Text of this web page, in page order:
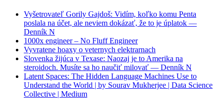
Vyšetrovateľ Gorily Gajdoš: Vidím, koľko komu Penta
poslala na účet, ale neviem dokázať, že to je úplatok —
Denník N
1000x engineer – No Fluff Engineer
Vyvratene hoaxy o veternych elektrarnach
Slovenka žijúca v Texase: Naozaj je to Amerika na
steroidoch. Musíte sa ho naučiť milovať — Denník N
Latent Spaces: The Hidden Language Machines Use to
Understand the World | by Sourav Mukherjee | Data Science
Collective | Medium